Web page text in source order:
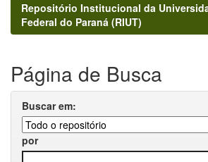
Repositório Institucional da
Federal do Paraná (RIUT)
Página de Busca
Buscar em:
por